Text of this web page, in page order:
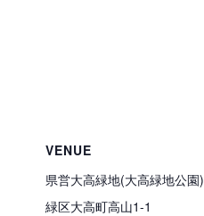
VENUE
県営大高緑地(大高緑地公園)
緑区大高町高山1-1